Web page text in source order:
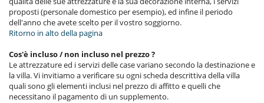
proposti (personale domestico per esempio), ed infine il periodo
dell'anno che avete scelto per il vostro soggiorno.
Ritorno in alto della pagina
Cos'è incluso / non incluso nel prezzo ?
Le attrezzature ed i servizi delle case variano secondo la destinazione e
la villa. Vi invitiamo a verificare su ogni scheda descrittiva della villa
quali sono gli elementi inclusi nel prezzo di affitto e quelli che
necessitano il pagamento di un supplemento.